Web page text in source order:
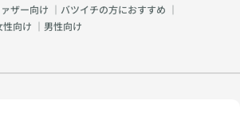
ザー向け ｜ バツイチの方におすすめ ｜
性向け ｜ 男性向け